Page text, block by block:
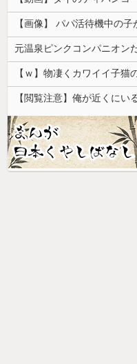
元温泉ピンクコンパニオン
【ｗ】物凄くカワイイ子猫
【閲覧注意】俺が近くにい